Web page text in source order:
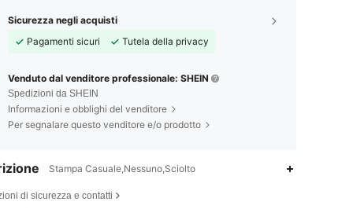
Sicurezza negli acquisti
Pagamenti sicuri
Tutela della privacy
Venduto dal venditore professionale: SHEIN
Spedizioni da SHEIN
Informazioni e obblighi del venditore
Per segnalare questo venditore e/o prodotto
Stampa Casuale,Nessuno,Sciolto
di sicurezza e contatti